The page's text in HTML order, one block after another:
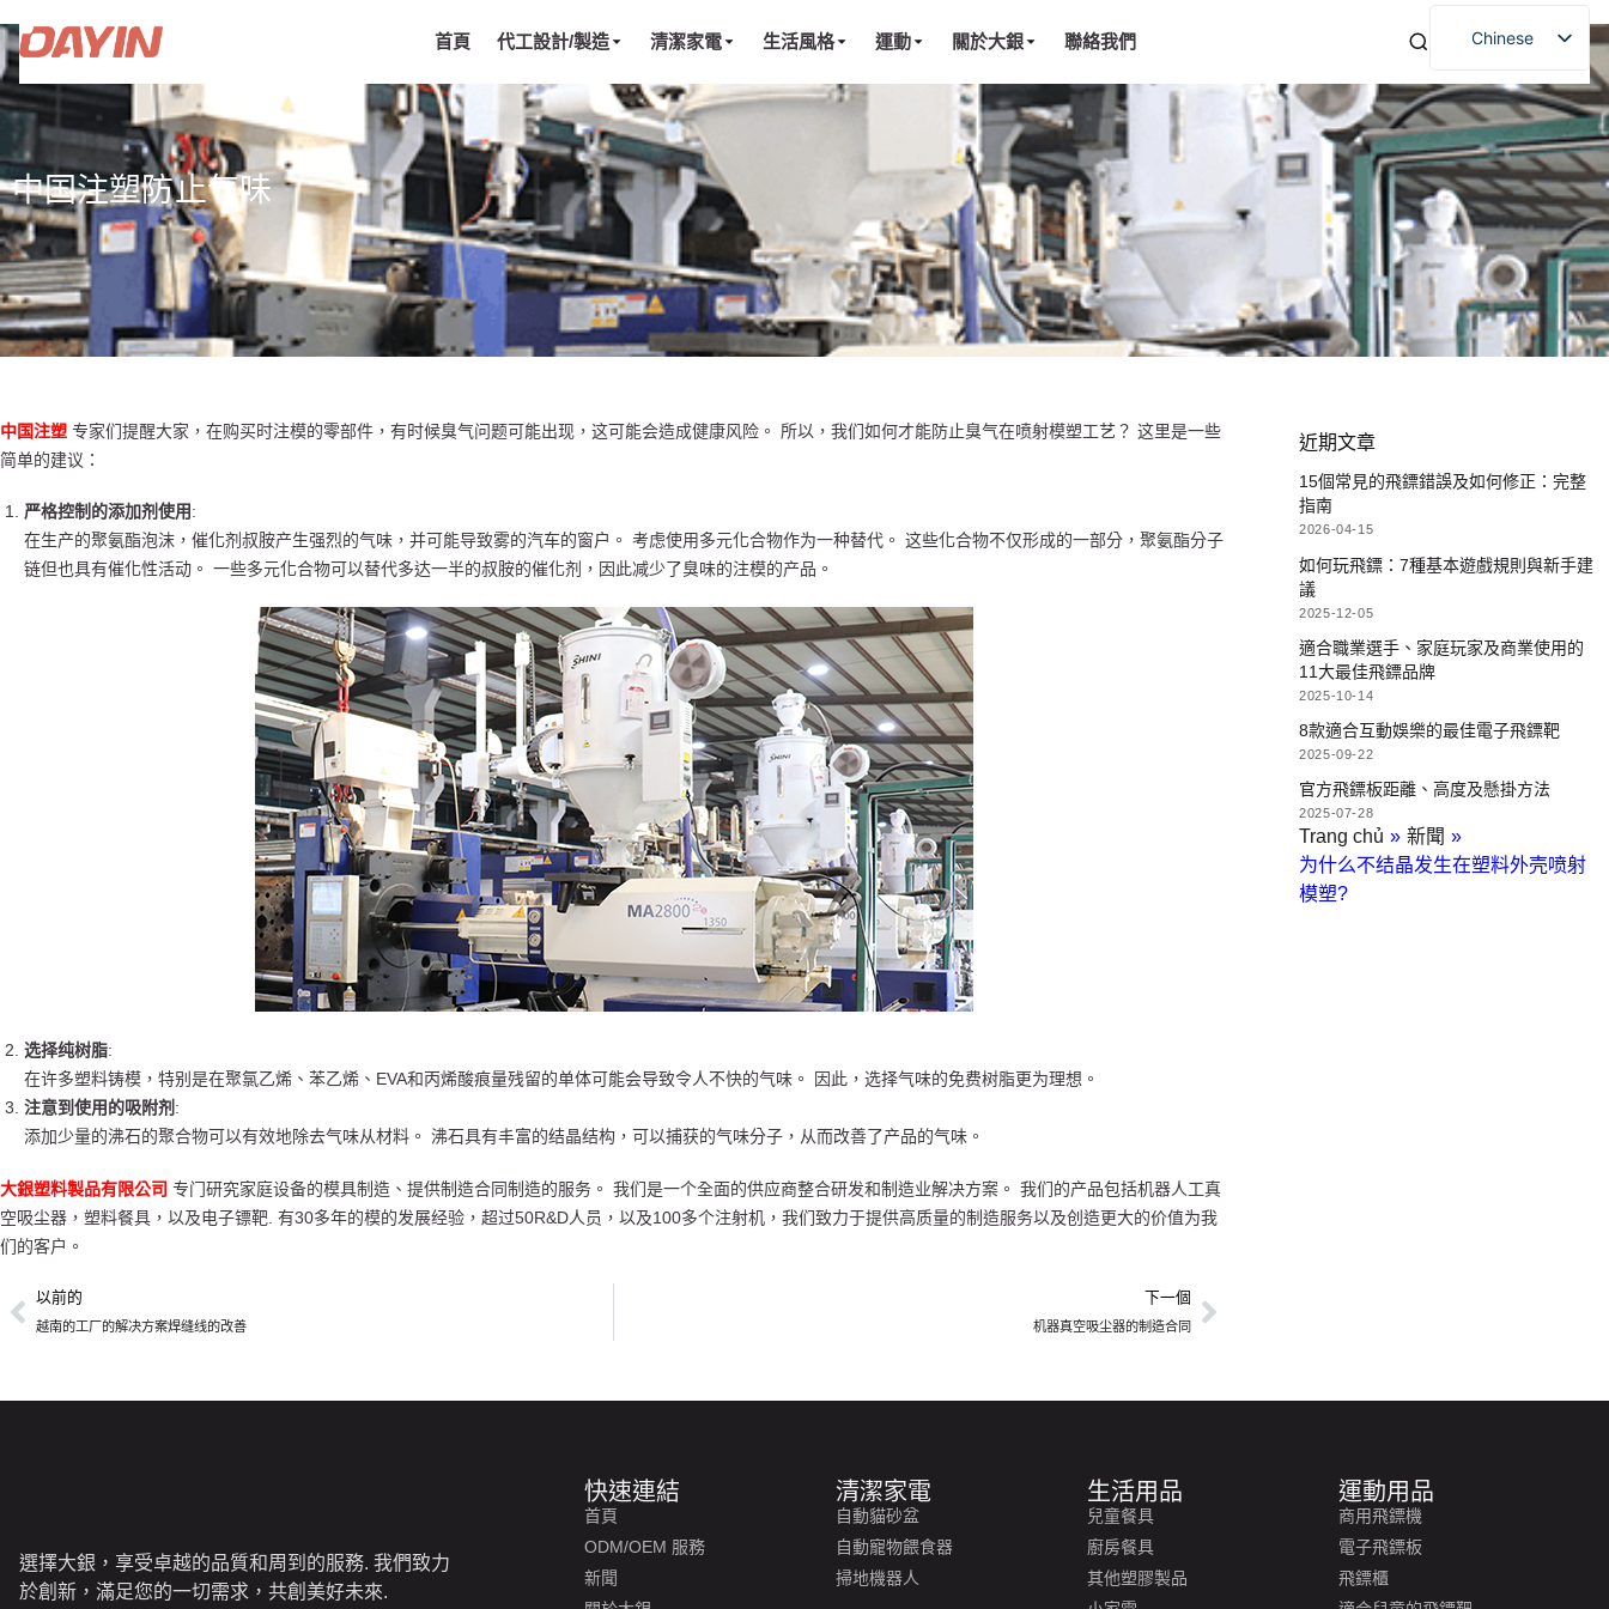
首頁 代工設計/製造 清潔家電 生活風格 運動 關於大銀 聯絡我們 Chinese
中国注塑防止气味
中国注塑 专家们提醒大家，在购买时注模的零部件，有时候臭气问题可能出现，这可能会造成健康风险。 所以，我们如何才能防止臭气在喷射模塑工艺？ 这里是一些
简单的建议：
严格控制的添加剂使用:
在生产的聚氨酯泡沫，催化剂叔胺产生强烈的气味，并可能导致雾的汽车的窗户。 考虑使用多元化合物作为一种替代。 这些化合物不仅形成的一部分，聚氨酯分子
链但也具有催化性活动。 一些多元化合物可以替代多达一半的叔胺的催化剂，因此减少了臭味的注模的产品。
选择纯树脂:
在许多塑料铸模，特别是在聚氯乙烯、苯乙烯、EVA和丙烯酸痕量残留的单体可能会导致令人不快的气味。 因此，选择气味的免费树脂更为理想。
注意到使用的吸附剂 :
添加少量的沸石的聚合物可以有效地除去气味从材料。 沸石具有丰富的结晶结构，可以捕获的气味分子，从而改善了产品的气味。
大銀塑料製品有限公司 专门研究家庭设备的模具制造、提供制造合同制造的服务。 我们是一个全面的供应商整合研发和制造业解决方案。 我们的产品包括机器人工真
空吸尘器，塑料餐具，以及电子镖靶. 有30多年的模的发展经验，超过50R&D人员，以及100多个注射机，我们致力于提供高质量的制造服务以及创造更大的价值为我
们的客户。
以前的
越南的工厂的解决方案焊缝线的改善
下一個
机器真空吸尘器的制造合同
近期文章
15個常見的飛鏢錯誤及如何修正：完整
指南
2026-04-15
如何玩飛鏢：7種基本遊戲規則與新手建
議
2025-12-05
適合職業選手、家庭玩家及商業使用的
11大最佳飛鏢品牌
2025-10-14
8款適合互動娛樂的最佳電子飛鏢靶
2025-09-22
官方飛鏢板距離、高度及懸掛方法
2025-07-28
Trang chủ » 新聞 »
为什么不结晶发生在塑料外壳喷射
模塑?
選擇大銀，享受卓越的品質和周到的服務. 我們致力
於創新，滿足您的一切需求，共創美好未來.
快速連結
首頁
ODM/OEM 服務
新聞
清潔家電
自動貓砂盆
自動寵物餵食器
掃地機器人
生活用品
兒童餐具
廚房餐具
其他塑膠製品
運動用品
商用飛鏢機
電子飛鏢板
飛鏢櫃